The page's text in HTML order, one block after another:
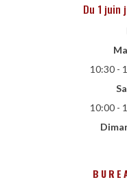
Du 1 juin
10:30 -
10:00 -